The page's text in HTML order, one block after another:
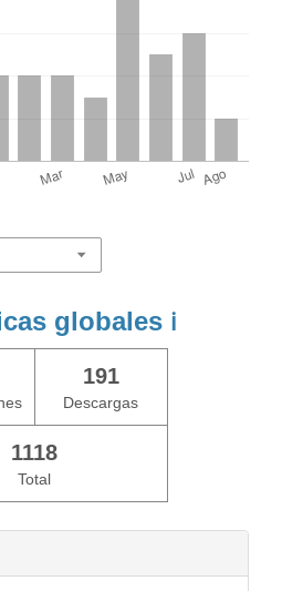
globales ℹ️
191
Descargas
1118
Total